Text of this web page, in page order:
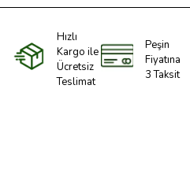
Hızlı
Kargo ile
Ücretsiz
Teslimat
Peşin
Fiyatına
3 Taksit